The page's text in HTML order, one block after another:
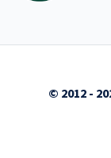
© 2012 -